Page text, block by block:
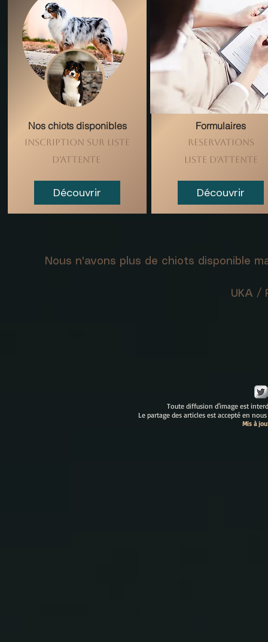
Nos chiots disponibles
Inscription sur Liste
d'attente
Découvrir
Formulaires
Reservations
Liste d'attente
Découvrir
Nous n'avons plus de chiots disponible
UKA /
Toute diffusion d'image est
Le partage des articles est accepté en
Mis à